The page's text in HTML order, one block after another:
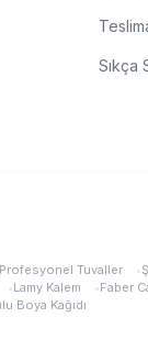
Sıkça
Profesyonel Tuvaller •
•Lamy Kalem •Faber
Boya Kağıdı